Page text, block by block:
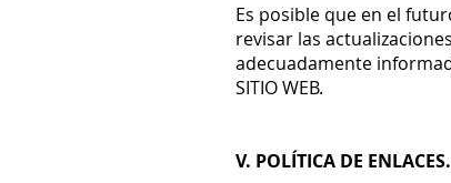
Es posible que en el
revisar las
adecuadamente
SITIO WEB.
V. POLÍTICA DE ENLACES.